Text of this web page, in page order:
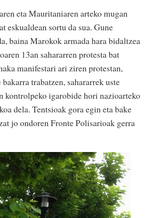
eta Mauritaniaren arteko mugan
eskualdean sortu da sua. Gune
baina Marokok armada hara bidaltzea
13an sahararren protesta bat
manifestari ari ziren protestan,
trabatzen, sahararrek uste
kontrolpeko igarobide hori nazioarteko
dela. Tentsioak gora egin eta bake
jo ondoren Fronte Polisarioak gerra